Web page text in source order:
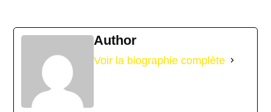
Author
Voir la biographie complète